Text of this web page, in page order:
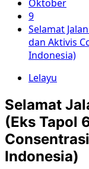
Oktober
9
Selamat
dan Aktivis
Indonesia)
Lelayu
Selamat
(Eks Tapol
Indonesia)